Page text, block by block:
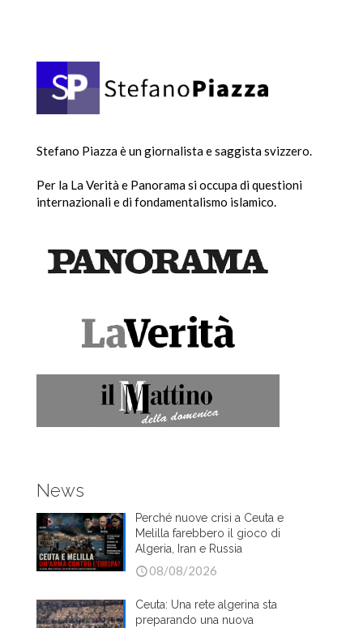
Stefano Piazza è un giornalista e saggista svizzero.
Per la La Verità e Panorama si occupa di questioni
internazionali e di fondamentalismo islamico.
News
Perché nuove crisi a Ceuta e
Melilla farebbero il gioco di
Algeria, Iran e Russia
08/08/2026
Ceuta: Una rete algerina sta
preparando una nuova